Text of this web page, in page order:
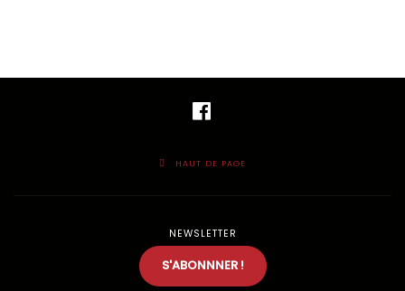
HAUT DE PAGE
NEWSLETTER
S'ABONNNER !